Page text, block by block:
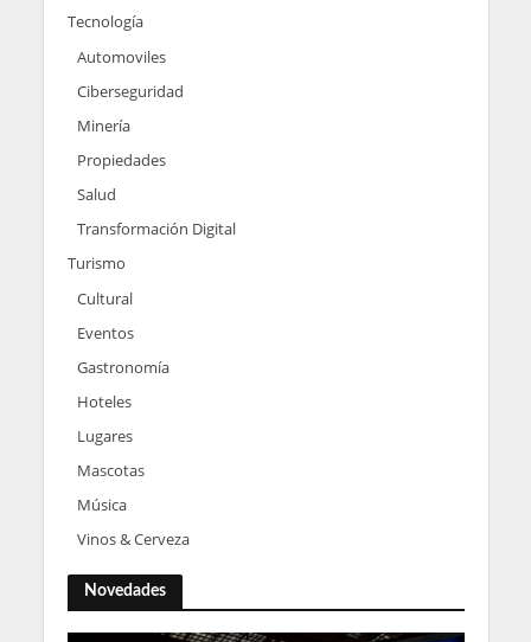
Tecnología
Automoviles
Ciberseguridad
Minería
Propiedades
Salud
Transformación Digital
Turismo
Cultural
Eventos
Gastronomía
Hoteles
Lugares
Mascotas
Música
Vinos & Cerveza
Novedades